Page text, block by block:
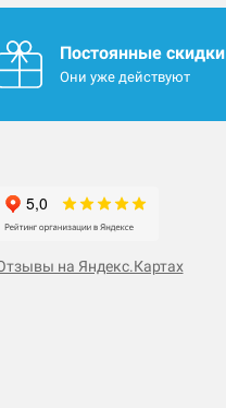
Постоянные скидки
Они уже действуют
на Яндекс.Картах